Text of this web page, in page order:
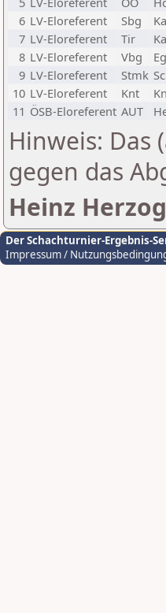
6 LV-Eloreferent Sbg
7 LV-Eloreferent Tir
8 LV-Eloreferent Vbg
9 LV-Eloreferent Stmk
10 LV-Eloreferent Knt
11 ÖSB-Eloreferent AUT
Hinweis: Das
gegen das
Heinz
Der Schachturnier-Ergebnis-
Impressum /